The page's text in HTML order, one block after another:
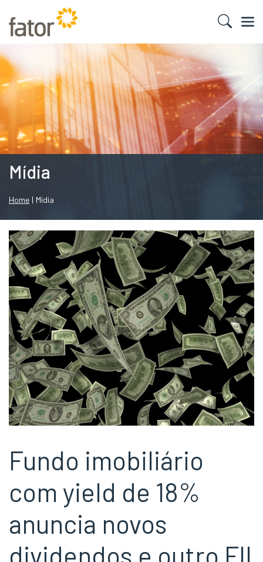
Mídia
Home | Mídia
Fundo imobiliário
com yield de 18%
anuncia novos
dividendos e outro FII